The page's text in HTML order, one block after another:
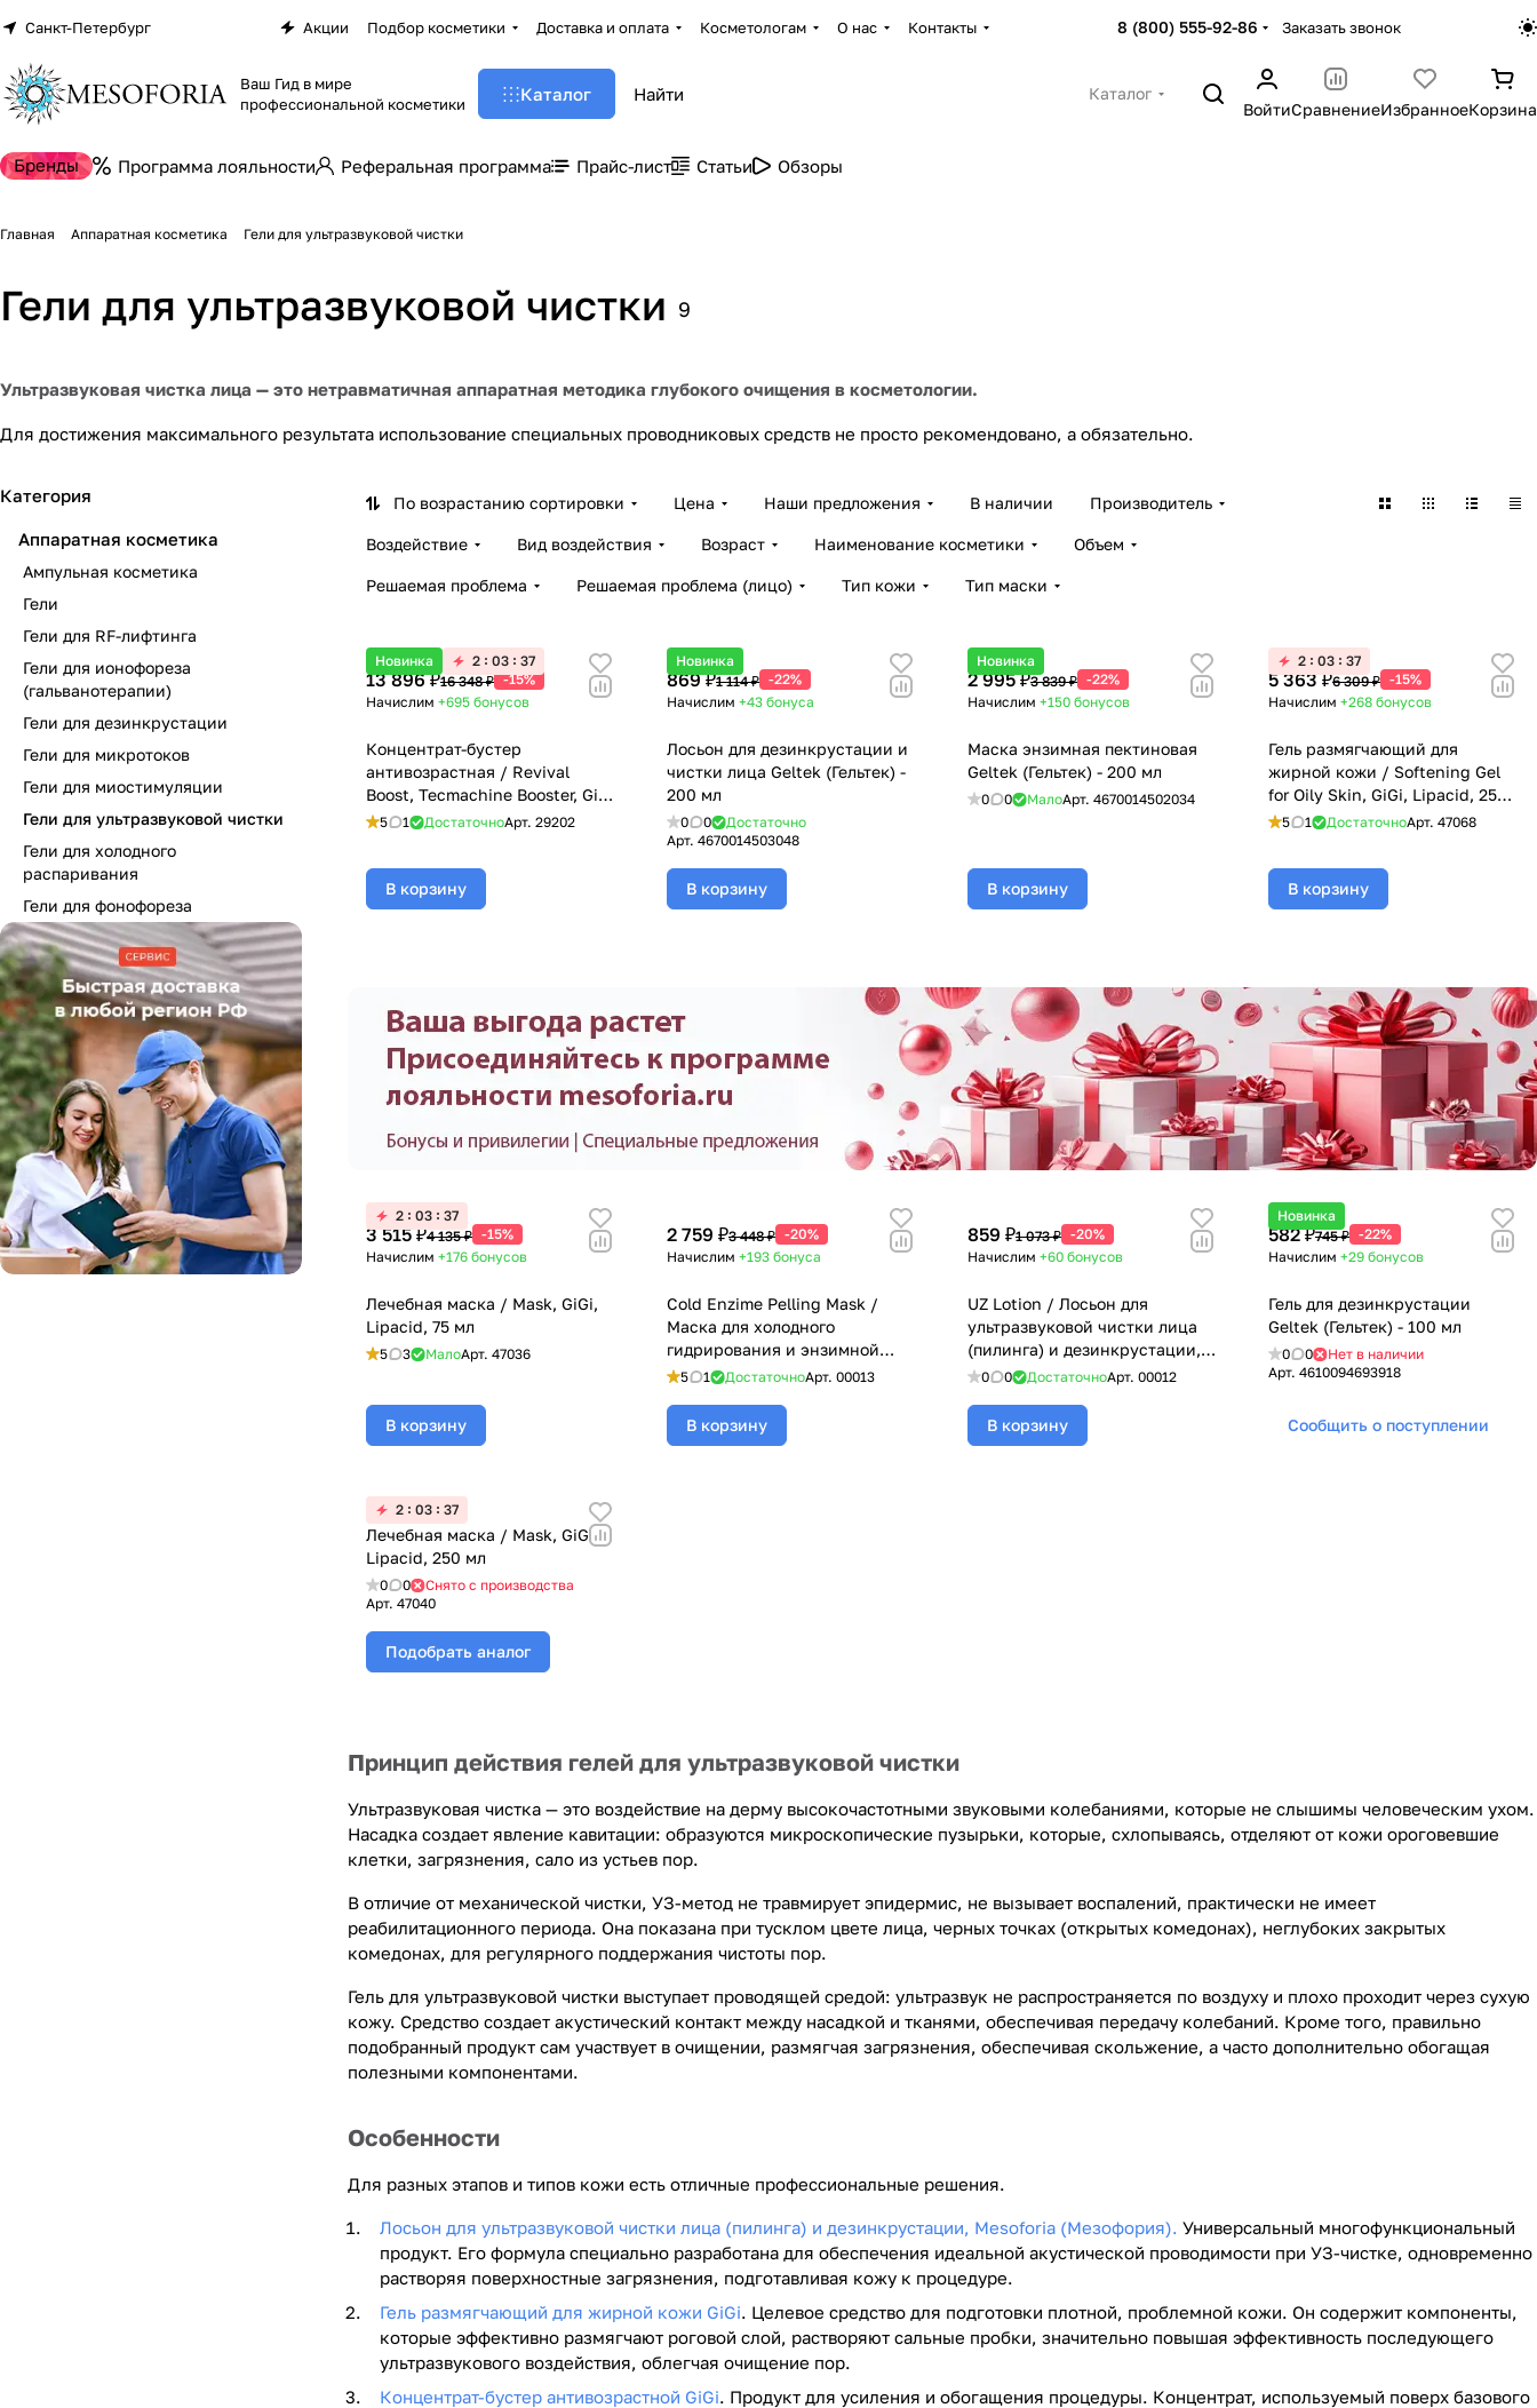
Санкт-Петербург Акции Подбор косметики Доставка и оплата Косметологам О нас Контакты 8 (800) 555-92-86 Заказать звонок
Ваш Гид в мире
профессиональной косметики
Каталог
Каталог
ВойтиСравнениеИзбранноеКорзина
Бренды Программа лояльности Реферальная программа Прайс-лист Статьи Обзоры
Главная Аппаратная косметика Гели для ультразвуковой чистки
Гели для ультразвуковой чистки 9
Ультразвуковая чистка лица — это нетравматичная аппаратная методика глубокого очищения в косметологии.
Для достижения максимального результата использование специальных проводниковых средств не просто рекомендовано, а обязательно.
По возрастанию сортировки Цена Наши предложения В наличии Производитель
Воздействие Вид воздействия Возраст Наименование косметики Объем
Решаемая проблема Решаемая проблема (лицо) Тип кожи Тип маски
Новинка 2 03 36
13 896 ₽16 348 ₽ -15%
Начислим +695 бонусов
Концентрат-бустер
антивозрастная / Revival
Boost, Tecmachine Booster, GiGi
(Джи Джи) - 200 мл
5 1 ДостаточноАрт. 29202
В корзину
Новинка
869 ₽1 114 ₽ -22%
Начислим +43 бонуса
Лосьон для дезинкрустации и
чистки лица Geltek (Гельтек) -
200 мл
0 0
Достаточно
Арт. 4670014503048
В корзину
Новинка
2 995 ₽3 839 ₽ -22%
Начислим +150 бонусов
Маска энзимная пектиновая
Geltek (Гельтек) - 200 мл
0 0 МалоАрт. 4670014502034
В корзину
2 03 36
5 363 ₽6 309 ₽ -15%
Начислим +268 бонусов
Гель размягчающий для
жирной кожи / Softening Gel
for Oily Skin, GiGi, Lipacid, 250
мл
5 1 ДостаточноАрт. 47068
В корзину
2 03 36
3 515 ₽4 135 ₽ -15%
Начислим +176 бонусов
Лечебная маска / Mask, GiGi,
Lipacid, 75 мл
5 3 МалоАрт. 47036
В корзину
2 759 ₽3 448 ₽ -20%
Начислим +193 бонуса
Cold Enzime Pelling Mask /
Маска для холодного
гидрирования и энзимной
чистки с папаином, Mesoforia
5 1 ДостаточноАрт. 00013
В корзину
859 ₽1 073 ₽ -20%
Начислим +60 бонусов
UZ Lotion / Лосьон для
ультразвуковой чистки лица
(пилинга) и дезинкрустации,
Mesoforia (Мезофория) - 200 мл
0 0 ДостаточноАрт. 00012
В корзину
Новинка
582 ₽745 ₽ -22%
Начислим +29 бонусов
Гель для дезинкрустации
Geltek (Гельтек) - 100 мл
0 0
Нет в наличии
Арт. 4610094693918
Сообщить о поступлении
2 03 36
Лечебная маска / Mask, GiGi,
Lipacid, 250 мл
0 0
Снято с производства
Арт. 47040
Подобрать аналог
Принцип действия гелей для ультразвуковой чистки
Ультразвуковая чистка — это воздействие на дерму высокочастотными звуковыми колебаниями, которые не слышимы человеческим ухом.
Насадка создает явление кавитации: образуются микроскопические пузырьки, которые, схлопываясь, отделяют от кожи ороговевшие
клетки, загрязнения, сало из устьев пор.
В отличие от механической чистки, УЗ-метод не травмирует эпидермис, не вызывает воспалений, практически не имеет
реабилитационного периода. Она показана при тусклом цвете лица, черных точках (открытых комедонах), неглубоких закрытых
комедонах, для регулярного поддержания чистоты пор.
Гель для ультразвуковой чистки выступает проводящей средой: ультразвук не распространяется по воздуху и плохо проходит через сухую
кожу. Средство создает акустический контакт между насадкой и тканями, обеспечивая передачу колебаний. Кроме того, правильно
подобранный продукт сам участвует в очищении, размягчая загрязнения, обеспечивая скольжение, а часто дополнительно обогащая
полезными компонентами.
Особенности
Для разных этапов и типов кожи есть отличные профессиональные решения.
Лосьон для ультразвуковой чистки лица (пилинга) и дезинкрустации, Mesoforia (Мезофория). Универсальный многофункциональный
продукт. Его формула специально разработана для обеспечения идеальной акустической проводимости при УЗ-чистке, одновременно
растворяя поверхностные загрязнения, подготавливая кожу к процедуре.
Гель размягчающий для жирной кожи GiGi. Целевое средство для подготовки плотной, проблемной кожи. Он содержит компоненты,
которые эффективно размягчают роговой слой, растворяют сальные пробки, значительно повышая эффективность последующего
ультразвукового воздействия, облегчая очищение пор.
Концентрат-бустер антивозрастной GiGi. Продукт для усиления и обогащения процедуры. Концентрат, используемый поверх базового
Категория
Аппаратная косметика
Ампульная косметика
Гели
Гели для RF-лифтинга
Гели для ионофореза
(гальванотерапии)
Гели для дезинкрустации
Гели для микротоков
Гели для миостимуляции
Гели для ультразвуковой чистки
Гели для холодного
распаривания
Гели для фонофореза